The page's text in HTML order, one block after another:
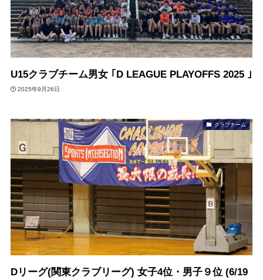
U15クラブチーム男女 ｢D LEAGUE PLAYOFFS 2025 ｣
2025年9月26日
クラブチーム
Dリーグ(関東クラブリーグ) 女子4位・男子９位 (6/19